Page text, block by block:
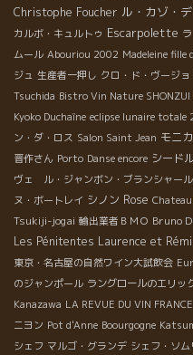
Christophe Foucher ル・カゾ・
カルボ・キュルトゥ Escarpolette
ムール Abouriou 2002 Madeleine fille
ジュ 生産者一押し クロ・ド・ヴージョ
Tsuchida Bistro Vin Nature SHONZUI
Kyoko Duchaîne eclipse lunaire totale
ン・ダ・ロス Salon Saint Jean モニ
晋作さん Porto Danse encore シード
ヴェ ル・ジャンボン・ブランシャール
ヌ・ボートレイ シノン Rose
Tsukiji-jogai 輸出業者ＢＭＯ Bruno
Les Pénitentes Laurence et
東京・名古屋の自然ワイン大試飲会
のジャンポール ラングロールのエリッ
Kanazawa LA REVUE DU VIN FRANCE
ニヨン Pot d'Anne Boourgogne
シェフ マルゴ・グランデ シェフ・ソ